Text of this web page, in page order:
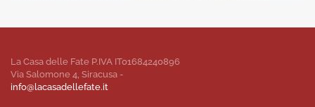
La Casa delle Fate P.IVA IT01684240896
Via Salomone 4, Siracusa -
info@lacasadellefate.it